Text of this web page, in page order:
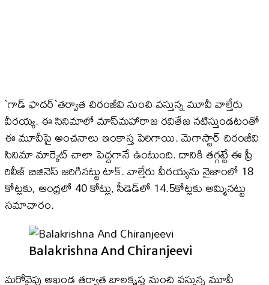
`గాడ్ ఫాద‌ర్‌`తర్వాత చిరంజీవి నుంచి వస్తున్న మూవీ వాల్తేరు
వీరయ్య. ఈ సినిమాలో మాస్​మహారాజ రవితేజ నటిస్తుండటంతో
ఈ మూవీపై అంచనాలు ఇంకాస్త పెరిగాయి. మెగాస్టార్ చిరంజీవి
సినిమా మార్కెట్ చాలా పెద్దగానే ఉంటుంది. దానికి తగ్గట్టే ఈ ప్రీ
రిలీజ్ బిజినెస్ జరిగినట్టు టాక్. వాల్తేరు వీరయ్యను నైజాంలో 18
కోట్లకు, ఆంధ్రలో 40 కోట్లు, సీడెడ్‌లో 14.5కోట్లకు అమ్మినట్టు
సమాచారం.
Balakrishna And Chiranjeevi
మరోవైపు అఖండ తర్వాత బాలకృష్ణ నుంచి వస్తున్న మూవీ